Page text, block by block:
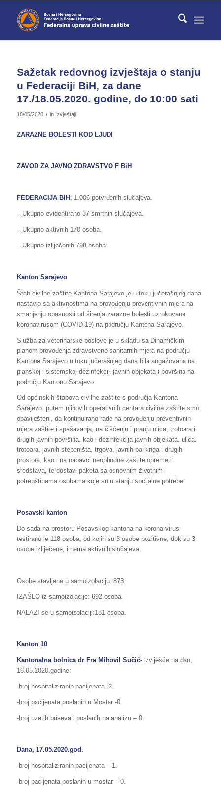
Sažetak redovnog izvještaja o stanju
u Federaciji BiH, za dane
17./18.05.2020. godine, do 10:00 sati
18/05/2020 / in Izvještaji
ZARAZNE BOLESTI KOD LJUDI
ZAVOD ZA JAVNO ZDRAVSTVO F BiH
FEDERACIJA BiH : 1.006 potvrđenih slučajeva.
– Ukupno evidentirano 37 smrtnih slučajeva.
– Ukupno aktivnih 170 osoba.
– Ukupno izliječenih 799 osoba.
Kanton Sarajevo
Štab civilne zaštite Kantona Sarajevo je u toku jučerašnjeg dana
nastavio sa aktivnostima na provođenju preventivnih mjera na
smanjenju opasnosti od širenja zarazne bolesti uzrokovane
koronavirusom (COVID-19) na području Kantona Sarajevo.
Služba za veterinarske poslove je u skladu sa Dinamičkim
planom provođenja zdravstveno-sanitarnih mjera na području
Kantona Sarajevo u toku jučerašnjeg dana bila angažovana na
planskoj i sistemskoj dezinfekciji javnih objekata i površina na
području Kantonu Sarajevo.
Od općinskih štabova civilne zaštite s područja Kantona
Sarajevo putem njihovih operativnih centara civilne zaštite smo
obaviješteni, da kontinuirano rade na provođenju preventivnih
mjera zaštite i spašavanja, na čišćenju i pranju ulica, trotoara i
drugih javnih površina, kao i dezinfekcija javnih objekata, ulica,
trotoara, javnih stepeništa, trgova, javnih parkinga i drugih
prostora, kao i na nabavci neophodne zaštite opreme i
sredstava, te dostavi paketa sa osnovnim životnim
potrepštinama osobama koje su u stanju socijalne potrebe.
Posavski kanton
Do sada na prostoru Posavskog kantona na korona virus
testirano je 118 osoba, od kojih su 3 osobe pozitivne, dok su 3
osobe izliječene, i nema aktivnih slučajeva.
Osobe stavljene u samoizolaciju: 873.
IZAŠLO iz samoizolacije: 692 osoba.
NALAZI se u samoizolaciji:181 osoba.
Kanton 10
Kantonalna bolnica dr Fra Mihovil Sučić- izviješće na dan,
16.05.2020.godine:
-broj hospitaliziranih pacijenata -2
-broj pacijenata poslanih u Mostar -0
-broj uzetih briseva i poslanih na analizu – 0.
Dana, 17.05.2020.god.
-broj hospitaliziranih pacijenata – 1.
-broj pacijenata poslanih u mostar – 0.